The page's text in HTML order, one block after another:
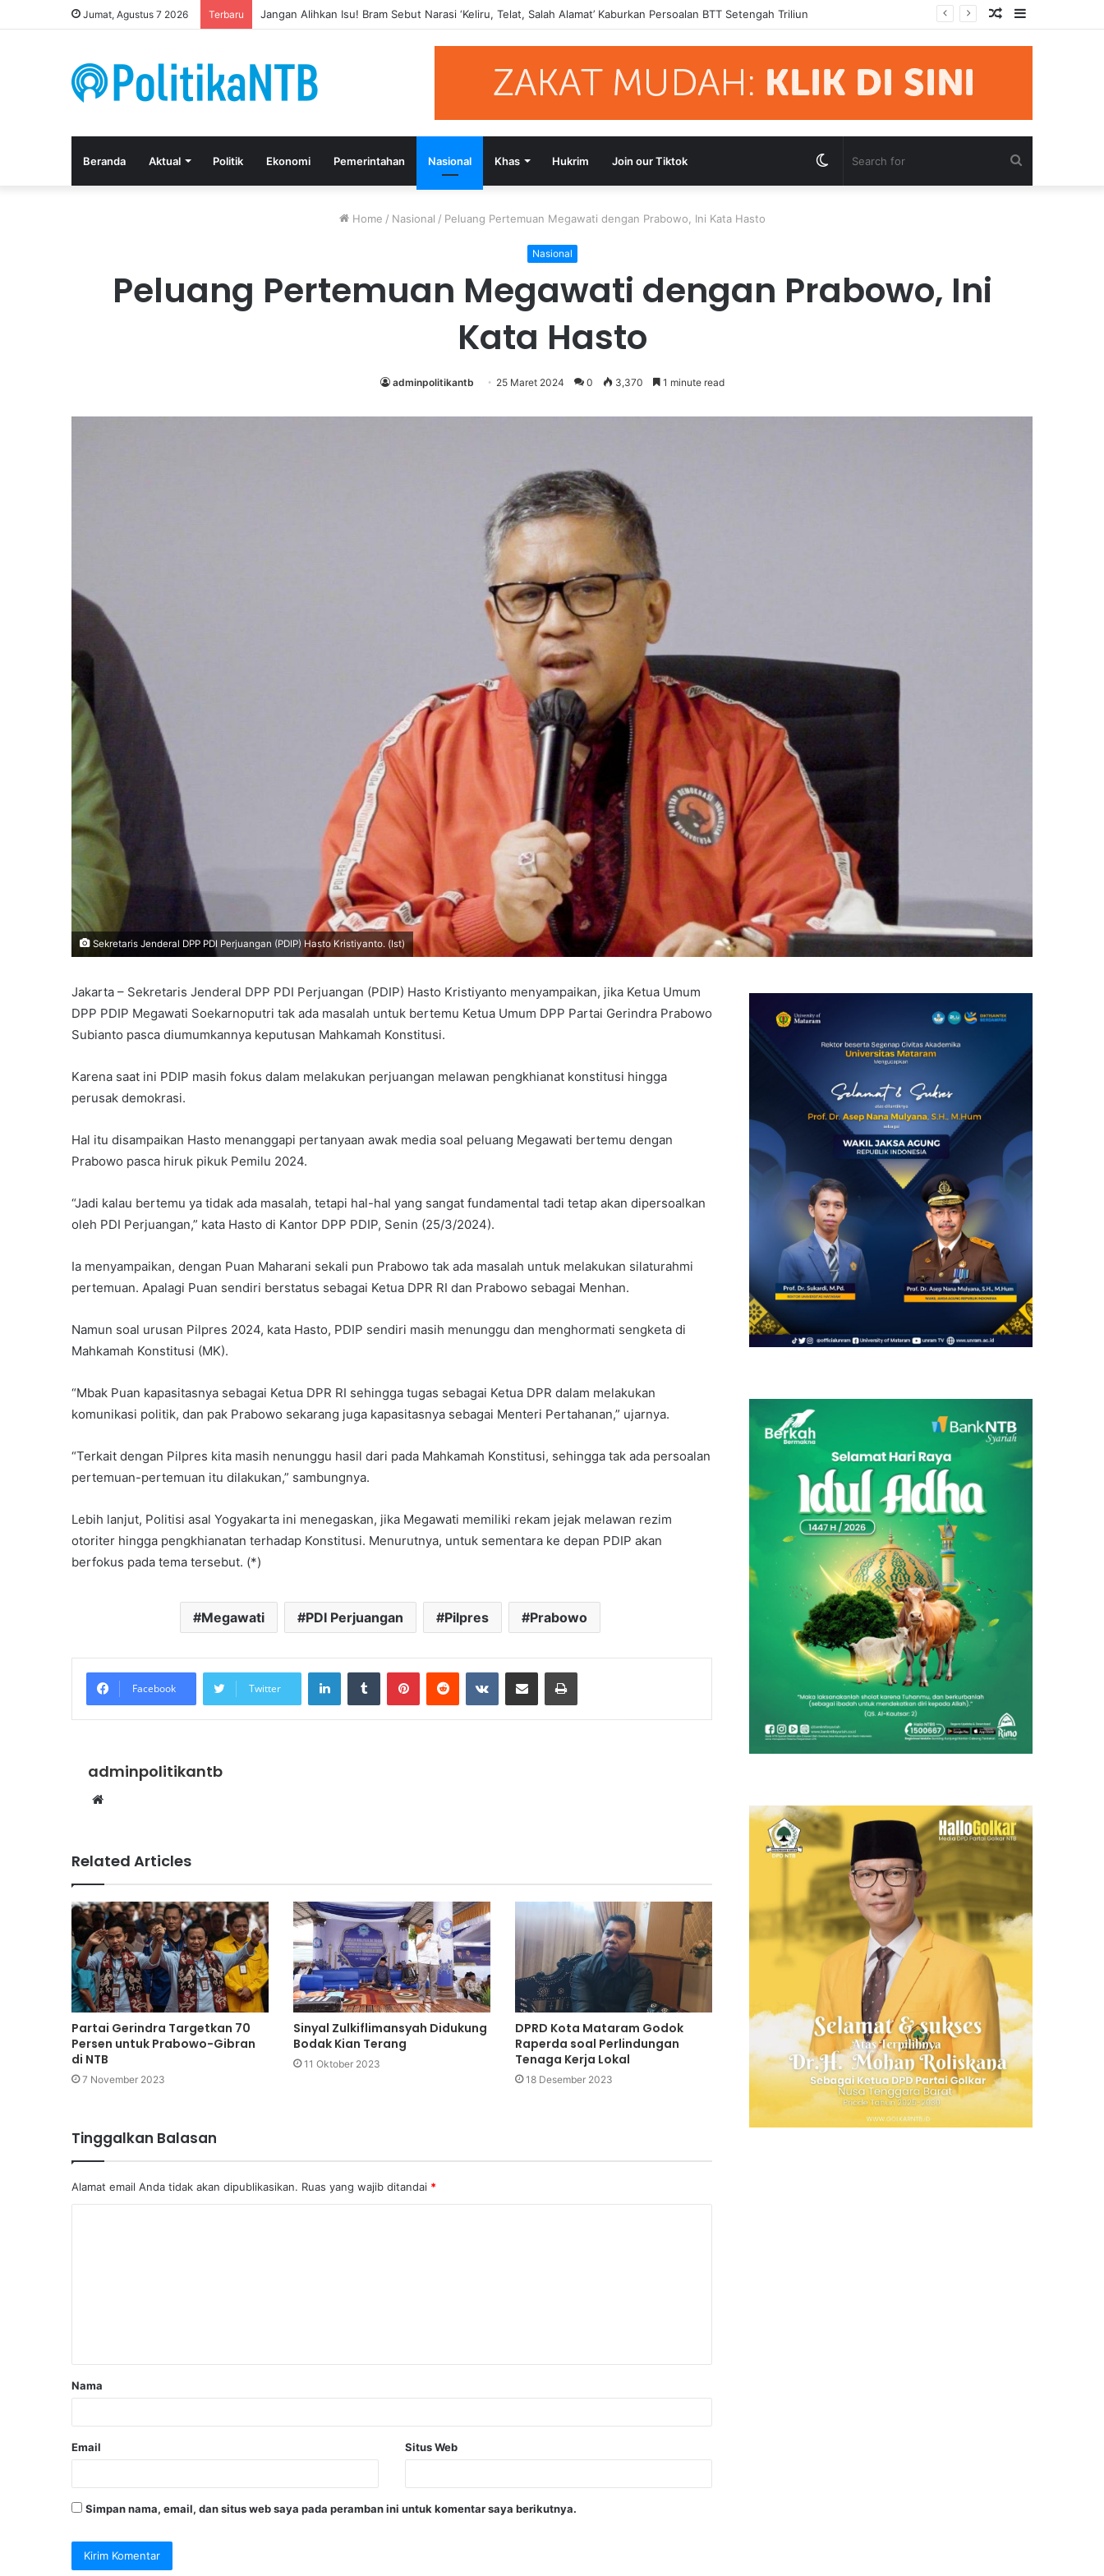
Jumat, Agustus 7 2026 Terbaru Kuasa Hukum Apresiasi Putusan Bebas Tiga Terdakwa Kasus Gratifikasi DPRD NTB, Ajak Semua Pihak Hormati Supremasi Hukum Sidebar
Random
Article
Beranda Aktual Politik Ekonomi Pemerintahan Nasional Khas Hukrim Join our Tiktok Switch
Home / Nasional / Peluang Pertemuan Megawati dengan Prabowo, Ini Kata Hasto
Nasional
Peluang Pertemuan Megawati dengan Prabowo, Ini
Kata Hasto
adminpolitikantb 25 Maret 2024 0 3,370 1 minute read
Sekretaris Jenderal DPP PDI Perjuangan (PDIP) Hasto Kristiyanto. (Ist)
Jakarta – Sekretaris Jenderal DPP PDI Perjuangan (PDIP) Hasto Kristiyanto menyampaikan, jika Ketua Umum
DPP PDIP Megawati Soekarnoputri tak ada masalah untuk bertemu Ketua Umum DPP Partai Gerindra Prabowo
Subianto pasca diumumkannya keputusan Mahkamah Konstitusi.
Karena saat ini PDIP masih fokus dalam melakukan perjuangan melawan pengkhianat konstitusi hingga
perusak demokrasi.
Hal itu disampaikan Hasto menanggapi pertanyaan awak media soal peluang Megawati bertemu dengan
Prabowo pasca hiruk pikuk Pemilu 2024.
“Jadi kalau bertemu ya tidak ada masalah, tetapi hal-hal yang sangat fundamental tadi tetap akan dipersoalkan
oleh PDI Perjuangan,” kata Hasto di Kantor DPP PDIP, Senin (25/3/2024).
Ia menyampaikan, dengan Puan Maharani sekali pun Prabowo tak ada masalah untuk melakukan silaturahmi
pertemuan. Apalagi Puan sendiri berstatus sebagai Ketua DPR RI dan Prabowo sebagai Menhan.
Namun soal urusan Pilpres 2024, kata Hasto, PDIP sendiri masih menunggu dan menghormati sengketa di
Mahkamah Konstitusi (MK).
“Mbak Puan kapasitasnya sebagai Ketua DPR RI sehingga tugas sebagai Ketua DPR dalam melakukan
komunikasi politik, dan pak Prabowo sekarang juga kapasitasnya sebagai Menteri Pertahanan,” ujarnya.
“Terkait dengan Pilpres kita masih nenunggu hasil dari pada Mahkamah Konstitusi, sehingga tak ada persoalan
pertemuan-pertemuan itu dilakukan,” sambungnya.
Lebih lanjut, Politisi asal Yogyakarta ini menegaskan, jika Megawati memiliki rekam jejak melawan rezim
otoriter hingga pengkhianatan terhadap Konstitusi. Menurutnya, untuk sementara ke depan PDIP akan
berfokus pada tema tersebut. (*)
Megawati PDI Perjuangan Pilpres Prabowo
Facebook Twitter
LinkedInTumblr PinterestReddit VKontakteShare via Email Print
adminpolitikantb
Website
Related Articles
Partai Gerindra Targetkan 70
Persen untuk Prabowo-Gibran
di NTB
7 November 2023
Sinyal Zulkiflimansyah Didukung
Bodak Kian Terang
11 Oktober 2023
DPRD Kota Mataram Godok
Raperda soal Perlindungan
Tenaga Kerja Lokal
18 Desember 2023
Tinggalkan Balasan
Alamat email Anda tidak akan dipublikasikan. Ruas yang wajib ditandai *
Nama
Email Situs Web
Simpan nama, email, dan situs web saya pada peramban ini untuk komentar saya berikutnya.